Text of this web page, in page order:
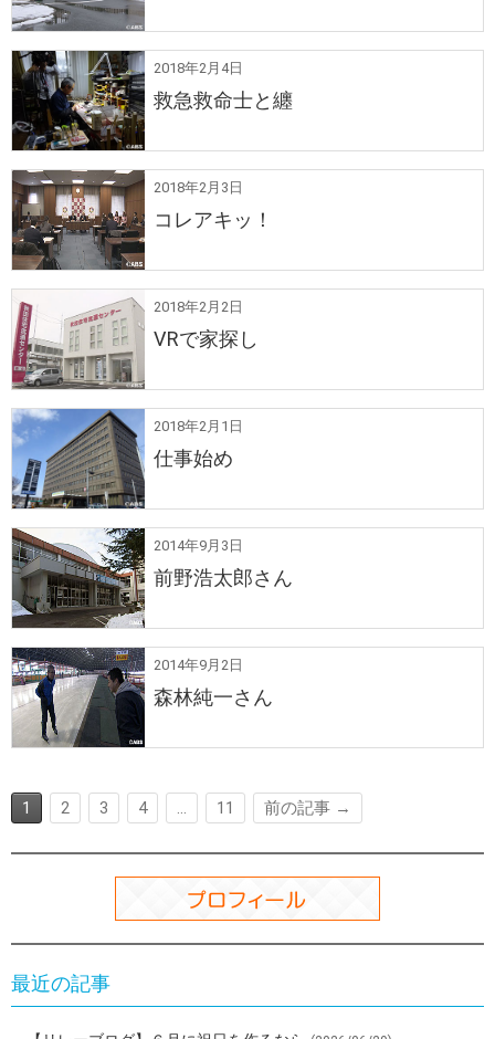
2018年2月4日
救急救命士と纏
2018年2月3日
コレアキッ！
2018年2月2日
VRで家探し
2018年2月1日
仕事始め
2014年9月3日
前野浩太郎さん
2014年9月2日
森林純一さん
1 2 3 4 … 11 前の記事 →
最近の記事